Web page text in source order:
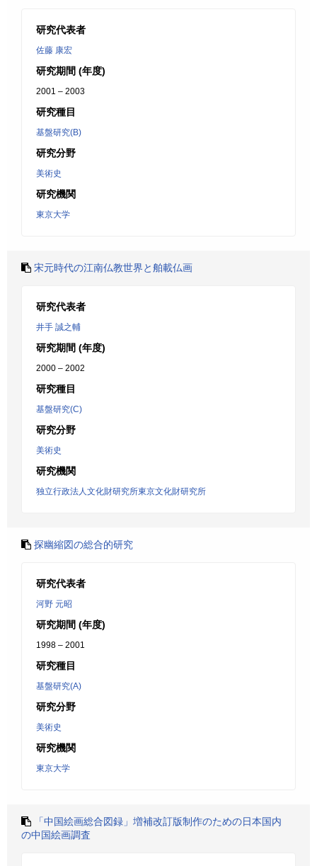
研究代表者
佐藤 康宏
研究期間 (年度)
2001 – 2003
研究種目
基盤研究(B)
研究分野
美術史
研究機関
東京大学
宋元時代の江南仏教世界と舶載仏画
研究代表者
井手 誠之輔
研究期間 (年度)
2000 – 2002
研究種目
基盤研究(C)
研究分野
美術史
研究機関
独立行政法人文化財研究所東京文化財研究所
探幽縮図の総合的研究
研究代表者
河野 元昭
研究期間 (年度)
1998 – 2001
研究種目
基盤研究(A)
研究分野
美術史
研究機関
東京大学
「中国絵画総合図録」増補改訂版制作のための日本国内
の中国絵画調査